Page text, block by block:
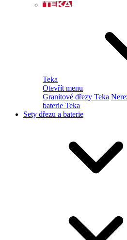
Teka
Otevřít menu
Granitové dřezy Teka
baterie Teka
Sety dřezu a baterie